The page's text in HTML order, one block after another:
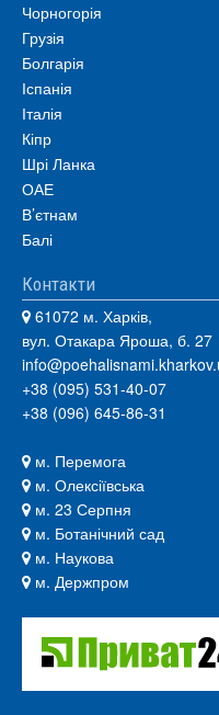
Чорногорія
Грузія
Болгарія
Іспанія
Італія
Кіпр
Шрі Ланка
ОАЕ
В’єтнам
Балі
Контакти
61072 м. Харків,
вул. Отакара Яроша, б. 27
+38 (095) 531-40-07
+38 (096) 645-86-31
м. Перемога
м. Олексіївська
м. 23 Серпня
м. Ботанічний сад
м. Наукова
м. Держпром